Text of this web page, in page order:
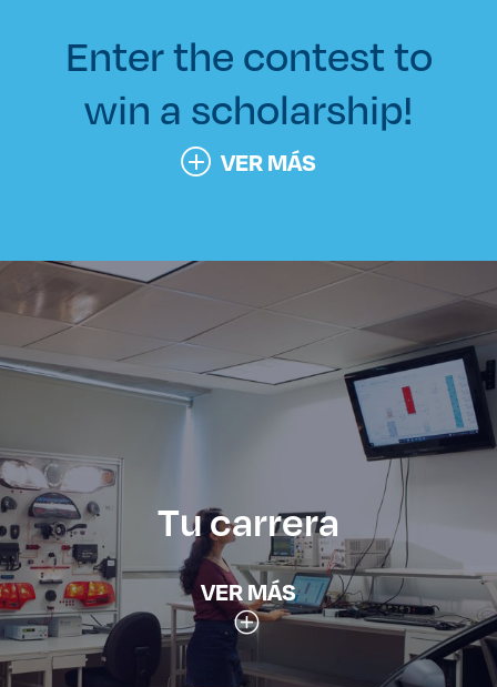
Enter the contest to
win a scholarship!
VER MÁS
Tu carrera
VER MÁS